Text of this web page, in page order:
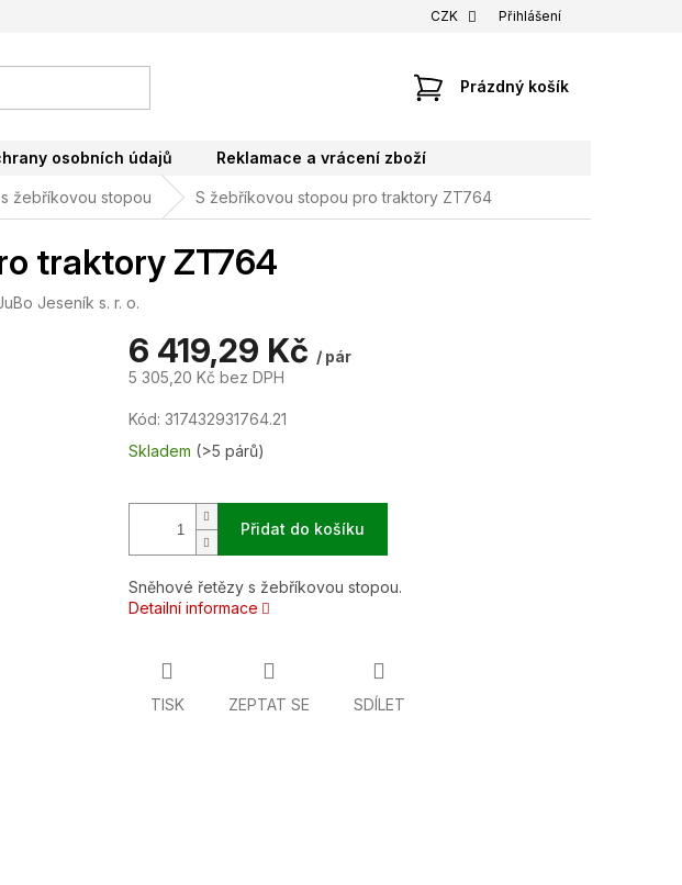
CZK Přihlášení
NÁKUPNÍ
Prázdný košík
osobních údajů Reklamace a vrácení zboží
žebříkovou stopou S žebříkovou stopou pro traktory ZT764
traktory ZT764
Jeseník s. r. o.
6 419,29 Kč / pár
5 305,20 Kč bez DPH
Měrná
cena:
Kód: 317432931764.21
Skladem (>5 párů)
Přidat do košíku
Sněhové řetězy s žebříkovou stopou.
Detailní informace
TISK ZEPTAT SE SDÍLET